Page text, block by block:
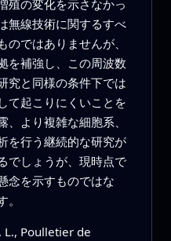
殖の変化を示さなかっ
無線技術に関するすべ
ではありませんが、
を補強し、この周波数
究と同様の条件下では
て起こりにくいことを
より複雑な細胞系、
を行う継続的な研究が
でしょうが、現時点で
念を示すものではな
L., Poulletier de